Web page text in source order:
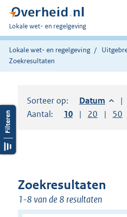
U
bent
hier:
Lokale wet- en regelgeving
Lokale wet- en regelgeving
Zoekresultaten
Sorteer op: Sorteer op:
Datum
Aantal:
Toon
10 resultaten
Toon
20 50
Zoekresultaten
1-8 van de 8 resultaten